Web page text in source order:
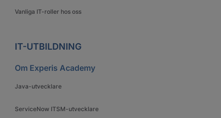
Vanliga IT-roller hos oss
IT-UTBILDNING
Om Experis Academy
Java-utvecklare
ServiceNow ITSM-utvecklare